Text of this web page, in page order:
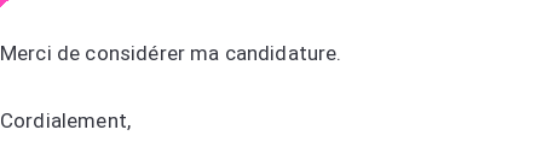
Merci de considérer ma candidature.
Cordialement,